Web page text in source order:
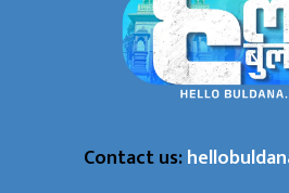
Contact us: